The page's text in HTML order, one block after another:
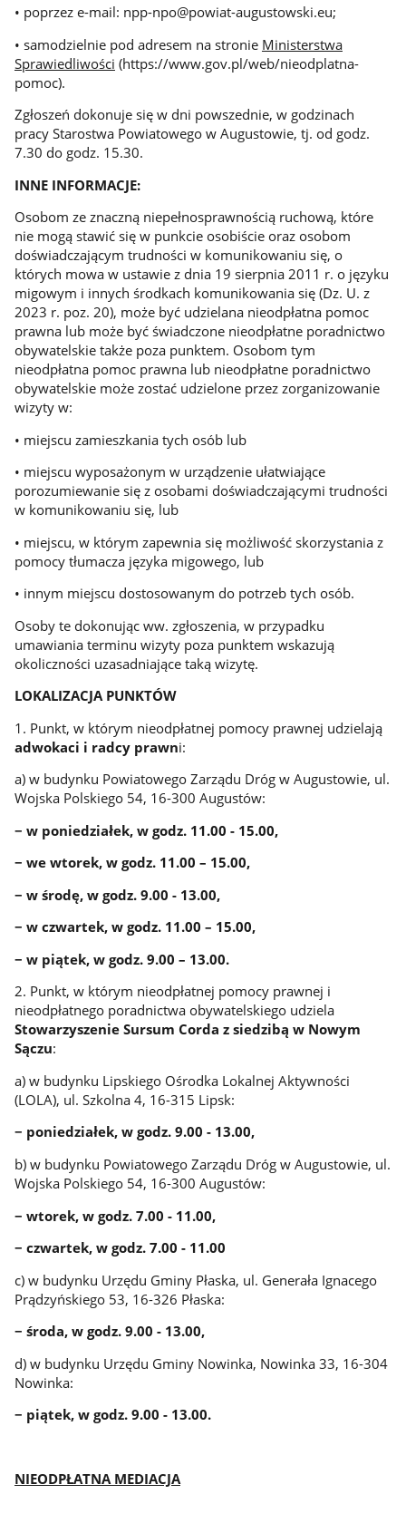
• poprzez e-mail: npp-npo@powiat-augustowski.eu;
• samodzielnie pod adresem na stronie Ministerstwa
Sprawiedliwości (https://www.gov.pl/web/nieodplatna-
pomoc).
Zgłoszeń dokonuje się w dni powszednie, w godzinach
pracy Starostwa Powiatowego w Augustowie, tj. od godz.
7.30 do godz. 15.30.
INNE INFORMACJE:
Osobom ze znaczną niepełnosprawnością ruchową, które
nie mogą stawić się w punkcie osobiście oraz osobom
doświadczającym trudności w komunikowaniu się, o
których mowa w ustawie z dnia 19 sierpnia 2011 r. o języku
migowym i innych środkach komunikowania się (Dz. U. z
2023 r. poz. 20), może być udzielana nieodpłatna pomoc
prawna lub może być świadczone nieodpłatne poradnictwo
obywatelskie także poza punktem. Osobom tym
nieodpłatna pomoc prawna lub nieodpłatne poradnictwo
obywatelskie może zostać udzielone przez zorganizowanie
wizyty w:
• miejscu zamieszkania tych osób lub
• miejscu wyposażonym w urządzenie ułatwiające
porozumiewanie się z osobami doświadczającymi trudności
w komunikowaniu się, lub
• miejscu, w którym zapewnia się możliwość skorzystania z
pomocy tłumacza języka migowego, lub
• innym miejscu dostosowanym do potrzeb tych osób.
Osoby te dokonując ww. zgłoszenia, w przypadku
umawiania terminu wizyty poza punktem wskazują
okoliczności uzasadniające taką wizytę.
LOKALIZACJA PUNKTÓW
1. Punkt, w którym nieodpłatnej pomocy prawnej udzielają
adwokaci i radcy prawni:
a) w budynku Powiatowego Zarządu Dróg w Augustowie, ul.
Wojska Polskiego 54, 16-300 Augustów:
− w poniedziałek, w godz. 11.00 - 15.00,
− we wtorek, w godz. 11.00 – 15.00,
− w środę, w godz. 9.00 - 13.00,
− w czwartek, w godz. 11.00 – 15.00,
− w piątek, w godz. 9.00 – 13.00.
2. Punkt, w którym nieodpłatnej pomocy prawnej i
nieodpłatnego poradnictwa obywatelskiego udziela
Stowarzyszenie Sursum Corda z siedzibą w Nowym
Sączu:
a) w budynku Lipskiego Ośrodka Lokalnej Aktywności
(LOLA), ul. Szkolna 4, 16-315 Lipsk: ­
− poniedziałek, w godz. 9.00 - 13.00,
b) w budynku Powiatowego Zarządu Dróg w Augustowie, ul.
Wojska Polskiego 54, 16-300 Augustów: ­
− wtorek, w godz. 7.00 - 11.00, ­
− czwartek, w godz. 7.00 - 11.00
c) w budynku Urzędu Gminy Płaska, ul. Generała Ignacego
Prądzyńskiego 53, 16-326 Płaska: ­
− środa, w godz. 9.00 - 13.00,
d) w budynku Urzędu Gminy Nowinka, Nowinka 33, 16-304
Nowinka: ­
− piątek, w godz. 9.00 - 13.00.
NIEODPŁATNA MEDIACJA